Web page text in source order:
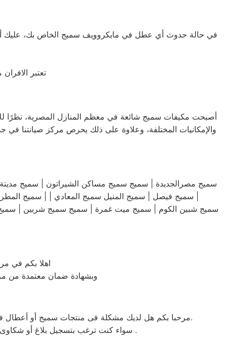
في حالة حدوث أي عطل في مايكروويف سميج الخاص بك، عليك
تعتبر
أصبحت مكيفات سميج شائعة في معظم المنازل المصرية، نظرًا
والإمكانيات المختلفة، وعلاوة على ذلك يحرص مركز صيانتنا
سميج شبين الكوم | سميج ميت غمرة | سميج سميج شربين | سميج
اهلا بكم في
وبشهادة ضمان معتمدة من
مرحبا بكم هل لديك مشكلة فى منتجات سميج أو أعطال في منتجات سميج التى تتطلب الدعم الفنى أو هل لديك سؤال؟ يمكننا المساعدة بسهولة لاننا أفضل خدمة عملاء صيانة فى مصر.
سواء كنت ترغب بتسجيل بلاغ أو شكاوى صيانة بالمنتج الخاص بك أو التواصل مع أحد ممثلي خدمة العملاء أو طلب خدمة صيانة الخاصة بمنتجات سميج .